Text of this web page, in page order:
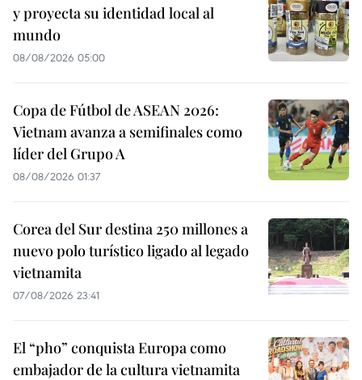
y proyecta su identidad local al
mundo
08/08/2026 05:00
Copa de Fútbol de ASEAN 2026:
Vietnam avanza a semifinales como
líder del Grupo A
08/08/2026 01:37
Corea del Sur destina 250 millones a
nuevo polo turístico ligado al legado
vietnamita
07/08/2026 23:41
El “pho” conquista Europa como
embajador de la cultura vietnamita